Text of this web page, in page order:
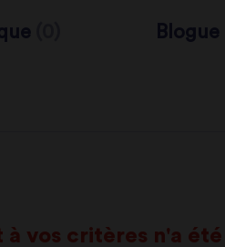
Blogue
à vos critères n'a